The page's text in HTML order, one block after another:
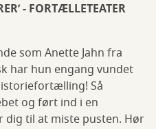
- FORTÆLLETEATER
som Anette Jahn fra
har hun engang vundet
Så
og ført ind i en
til at miste pusten. Hør